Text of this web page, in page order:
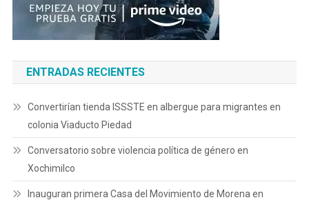
ENTRADAS RECIENTES
Convertirían tienda ISSSTE en albergue para migrantes en
colonia Viaducto Piedad
Conversatorio sobre violencia política de género en
Xochimilco
Inauguran primera Casa del Movimiento de Morena en